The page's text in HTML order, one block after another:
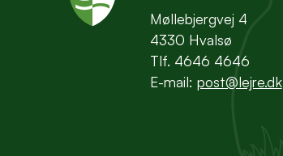
Møllebjergvej 4
4330 Hvalsø
Tlf. 4646 4646
E-mail: post@lejre.dk